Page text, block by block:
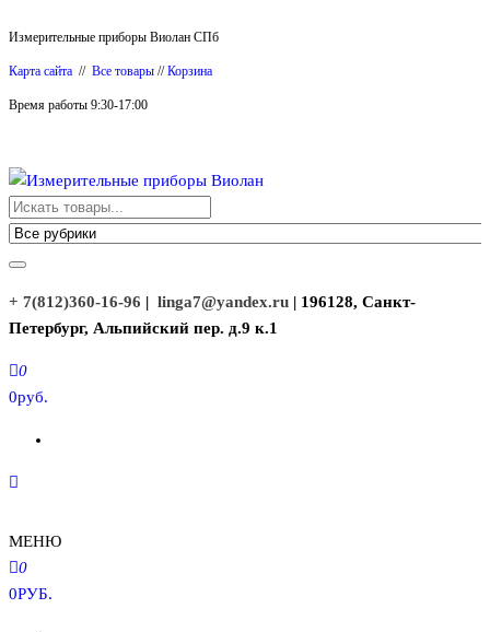
к
содержимому
Измерительные приборы Виолан СПб
Карта сайта // Все товары //Корзина
Время работы 9:30-17:00
Измерительные приборы Виолан
+ 7(812)360-16-96 | linga7@yandex.ru | 196128, Санкт-
Петербург, Альпийский пер. д.9 к.1
0
0руб.
МЕНЮ
0
0РУБ.